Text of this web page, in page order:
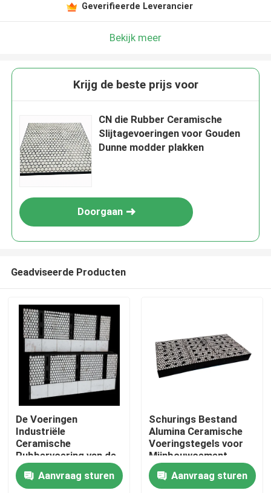
Thuis
Producten
Videos
Geverifieerde Leverancier
Bekijk meer
Krijg de beste prijs voor
CN die Rubber Ceramische
Slijtagevoeringen voor Gouden
Dunne modder plakken
Doorgaan
Geadviseerde Producten
De Voeringen
Industriële
Ceramische
Rubbervoering van de
transportband
Ceramische Slijtage
Aanvraag sturen
Schurings Bestand
Alumina Ceramische
Voeringstegels voor
Mijnbouwcement
Aanvraag sturen